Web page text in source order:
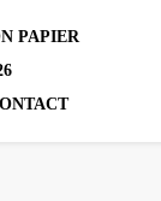
PAPIER